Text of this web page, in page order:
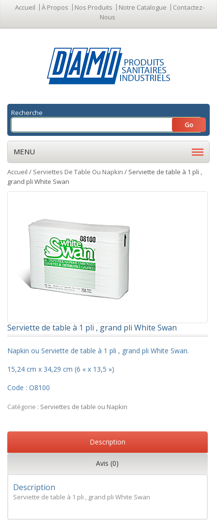
Accueil À Propos Nos Produits Notre Catalogue
Contactez-
Nous
Recherche
MENU
Accueil / Serviettes De Table Ou Napkin / Serviette de table à 1 pli ,
grand pli White Swan
Serviette de table à 1 pli , grand pli White Swan
Napkin ou Serviette de table à 1 pli , grand pli White Swan.
15,24 cm x 34,29 cm (6 « x 13,5 »)
Code : O8100
Catégorie : Serviettes de table ou Napkin
Description
Avis (0)
Description
Serviette de table à 1 pli , grand pli White Swan